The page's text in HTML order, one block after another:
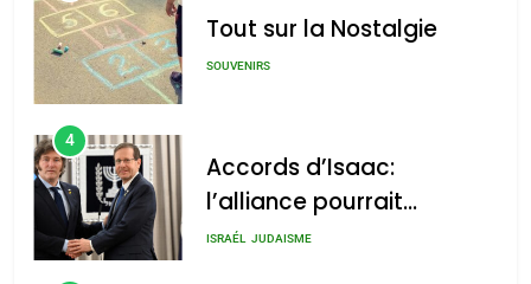
Tout sur la Nostalgie
SOUVENIRS
4
Accords d’Isaac:
l’alliance pourrait
s’étendre à 13 pays
ISRAÉL JUDAISME